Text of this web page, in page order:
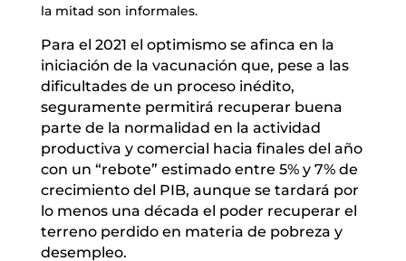
la mitad son informales.
Para el 2021 el optimismo se afinca en la
iniciación de la vacunación que, pese a las
dificultades de un proceso inédito,
seguramente permitirá recuperar buena
parte de la normalidad en la actividad
productiva y comercial hacia finales del año
con un “rebote” estimado entre 5% y 7% de
crecimiento del PIB, aunque se tardará por
lo menos una década el poder recuperar el
terreno perdido en materia de pobreza y
desempleo.